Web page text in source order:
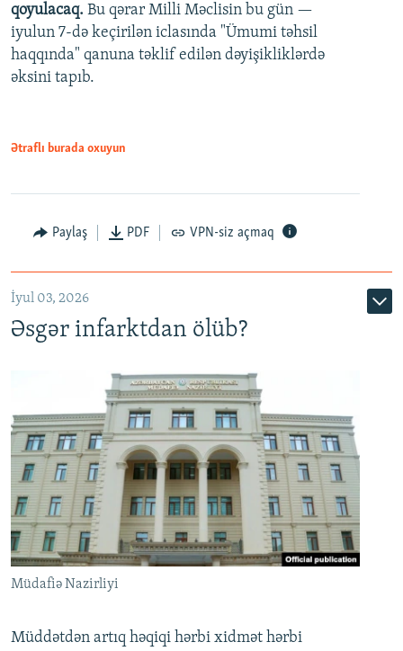
Auto 240p 360p 480p
720p 1080p
480p
720p
qoyulacaq. Bu qərar Milli Məclisin bu gün —
iyulun 7-də keçirilən iclasında "Ümumi təhsil
haqqında" qanuna təklif edilən dəyişikliklərdə
əksini tapıb.
Ətraflı burada oxuyun
Paylaş PDF VPN-siz açmaq
İyul 03, 2026
Əsgər infarktdan ölüb?
Müdafiə Nazirliyi
Müddətdən artıq həqiqi hərbi xidmət hərbi